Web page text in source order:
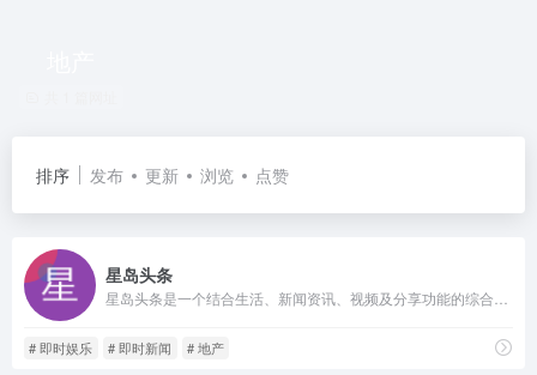
排序 发布 更新 浏览 点赞
星岛头条
# 即时娱乐 # 即时新闻 # 地产